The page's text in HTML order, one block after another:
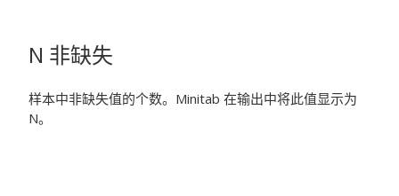
N 非缺失
样本中非缺失值的个数。 Minitab 在输出中将此值显示为
N。